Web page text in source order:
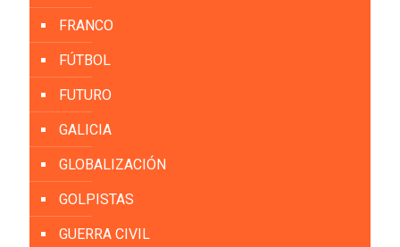
FRANCO
FÚTBOL
FUTURO
GALICIA
GLOBALIZACIÓN
GOLPISTAS
GUERRA CIVIL